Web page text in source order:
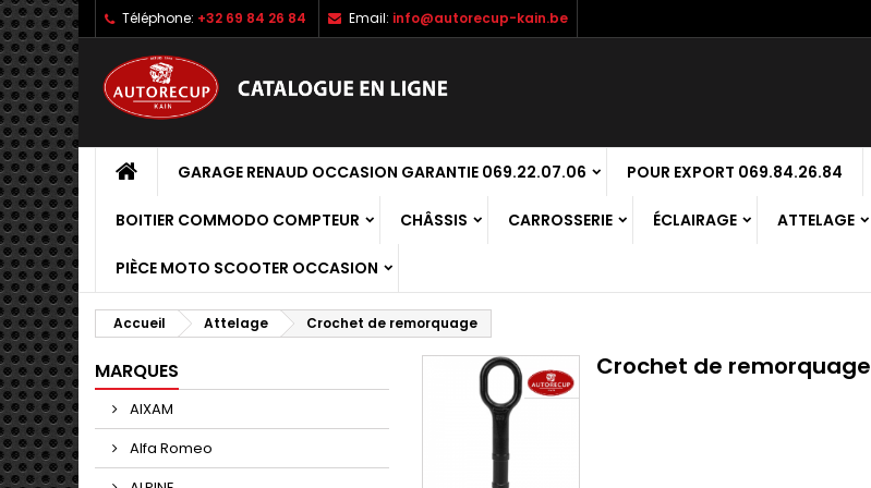
Téléphone: +32 69 84 26 84 Email: info@autorecup-kain.be
GARAGE RENAUD OCCASION GARANTIE 069.22.07.06 POUR EXPORT 069.84.26.84
BOITIER COMMODO COMPTEUR CHÂSSIS CARROSSERIE ÉCLAIRAGE ATTELAGE
PIÈCE MOTO SCOOTER OCCASION
Accueil Attelage Crochet de remorquage
MARQUES
AIXAM
Alfa Romeo
Crochet de remorquage